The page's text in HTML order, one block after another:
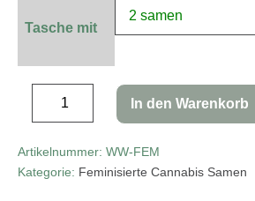
Tasche mit
In den Warenkorb
Artikelnummer: WW-FEM
Kategorie: Feminisierte Cannabis Samen